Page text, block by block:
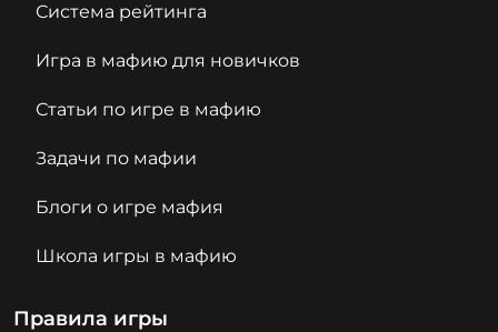
Система рейтинга
Игра в мафию для новичков
Статьи по игре в мафию
Задачи по мафии
Блоги о игре мафия
Школа игры в мафию
Правила игры